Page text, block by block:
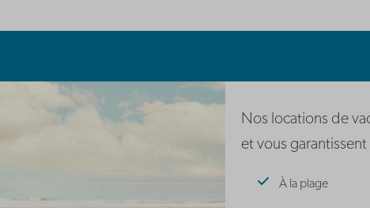
Nos locations de
et vous
À la plage